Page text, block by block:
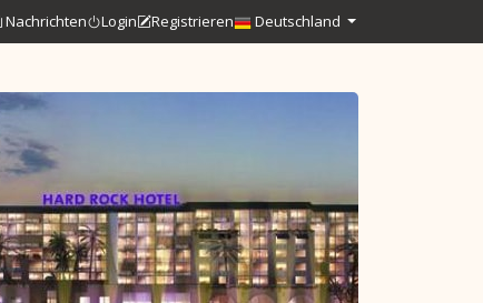
Nachrichten Login Registrieren Deutschland